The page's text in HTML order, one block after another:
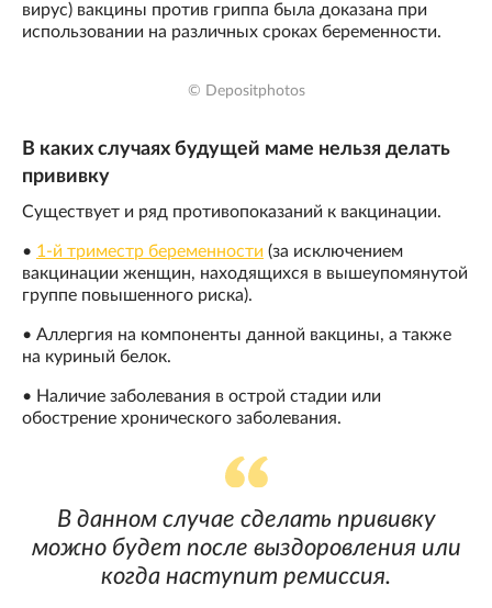
вирус) вакцины против гриппа была доказана при
использовании на различных сроках беременности.
© Depositphotos
В каких случаях будущей маме нельзя делать
прививку
Существует и ряд противопоказаний к вакцинации.
• 1-й триместр беременности (за исключением
вакцинации женщин, находящихся в вышеупомянутой
группе повышенного риска).
• Аллергия на компоненты данной вакцины, а также
на куриный белок.
• Наличие заболевания в острой стадии или
обострение хронического заболевания.
В данном случае сделать прививку
можно будет после выздоровления или
когда наступит ремиссия.